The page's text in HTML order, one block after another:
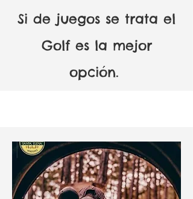
Si de juegos se trata el
Golf es la mejor
opción.